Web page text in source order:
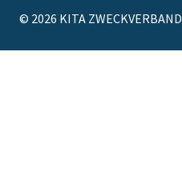
© 2026 KITA ZWECKVERBAND